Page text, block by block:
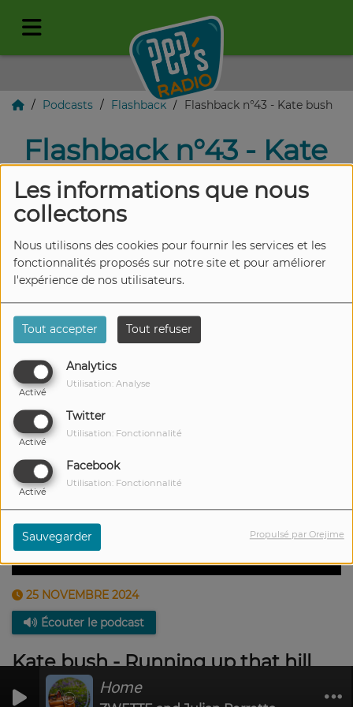
Les informations que nous
collectons
Nous utilisons des cookies pour fournir les services et les
fonctionnalités proposés sur notre site et pour améliorer
l'expérience de nos utilisateurs.
Tout accepter Tout refuser
Analytics
Activé
Utilisation: Analyse
Twitter
Activé
Utilisation: Fonctionnalité
Facebook
Activé
Utilisation: Fonctionnalité
Sauvegarder Propulsé par Orejime
Home
Podcasts Flashback Flashback n°43 - Kate bush
Flashback n°43 - Kate
bush
0 0
25 NOVEMBRE 2024
Écouter le podcast
Kate bush - Running up that hill